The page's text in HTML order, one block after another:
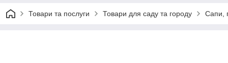
Товари та послуги Товари для саду та городу Сапи,